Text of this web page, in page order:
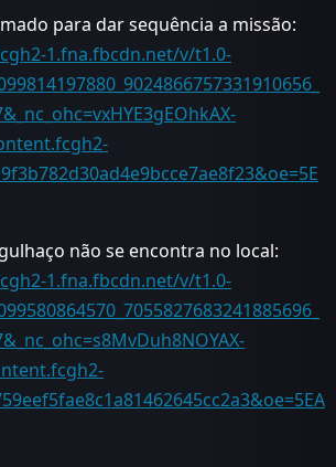
para dar sequência a missão:
1.fna.fbcdn.net/v/t1.0-
não se encontra no local:
1.fna.fbcdn.net/v/t1.0-